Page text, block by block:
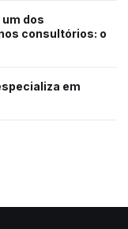
dos
consultórios: o
em